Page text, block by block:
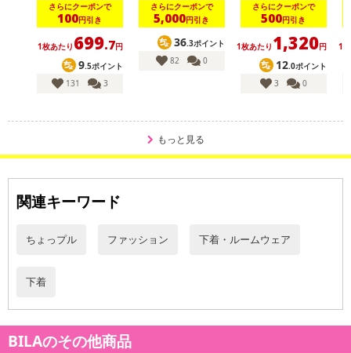
さらにクーポンで
100円引き
1枚あたり 699.7円
9.5ポイント
131
3
さらにクーポンで
5,000円引き
36.3ポイント
82
0
さらにクーポンで
500円引き
1枚あたり 1,320円
12.0ポイント
3
0
1
もっと見る
関連キーワード
ちょっプル ファッション 下着・ルームウェア
下着
BILAのその他商品